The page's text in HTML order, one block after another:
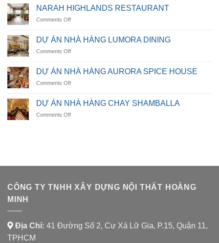
LUMIÈRE
RESIDENCE
NARAH HIGHLANDS RESTAURANT
Comments Offon
HIGHLANDS
RESTAURANT
DỰ ÁN NHÀ HÀNG LUMORA DINING
Comments Offon
ÁN
NHÀ
HÀNG
DINING
DỰ ÁN NHÀ HÀNG AURORA SPICE HOUSE
Comments Offon
ÁN
NHÀ
HÀNG
DỰ ÁN NHÀ HÀNG CHAY SHAMBALLA
Comments Offon
CÔNG TY TNHH XÂY DỰNG NỘI THẤT HOÀNG
MINH
Địa Chỉ: 41 Đường Số 2, Cư Xá Lữ Gia, P.15, Quận 11,
TPHCM